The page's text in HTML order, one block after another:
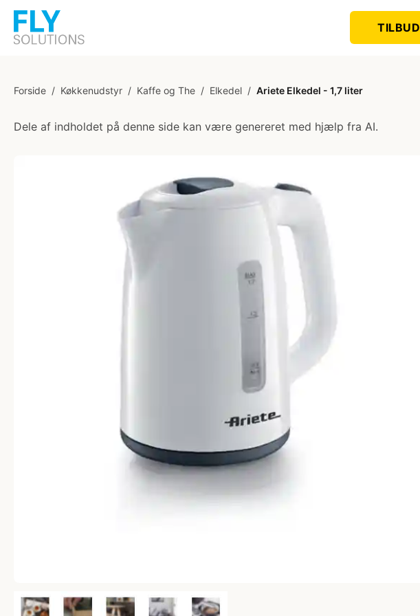
TILBUD
Forside / Køkkenudstyr / Kaffe og The / Elkedel / Ariete Elkedel - 1,7 liter
Dele af indholdet på denne side kan være genereret med hjælp fra AI.